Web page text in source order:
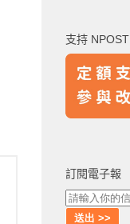
字:
支持 NPOST
訂閱電子報